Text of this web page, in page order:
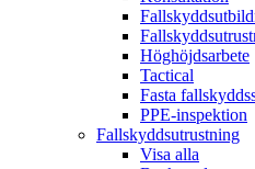
Höghöjdsarbete
Tactical
Fasta
PPE-inspektion
Fallskyddsutrustning
Visa alla